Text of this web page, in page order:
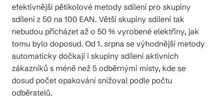
efektivnější pětikolové metody sdílení pro skupiny
sdílení z 50 na 100 EAN. Větší skupiny sdílení tak
nebudou přicházet až o 50 % vyrobené elektřiny, jak
tomu bylo doposud. Od 1. srpna se výhodnější metody
automaticky dočkají i skupiny sdílení aktivních
zákazníků s méně než 5 odběrnými místy, kde se
dosud počet opakování snižoval podle počtu
odběratelů.